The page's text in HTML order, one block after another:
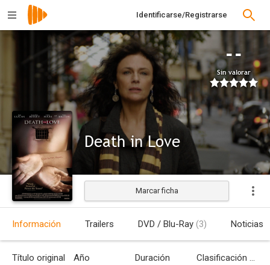
Identificarse/Registrarse
--
Sin valorar
Death in Love
Estrenada
Marcar ficha
Información Trailers DVD / Blu-Ray (3) Noticias
Título original Año Duración Clasificación por edades